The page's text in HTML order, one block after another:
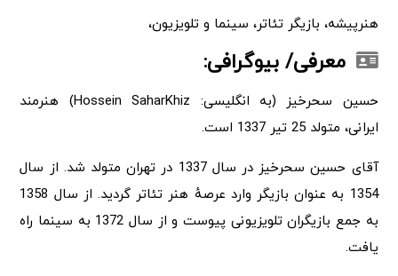
هنرپیشه، بازیگر تئاتر، سینما و تلویزیون،
معرفی/ بیوگرافی:
حسین سحرخیز (به انگلیسی: Hossein SaharKhiz) هنرمند
ایرانی، متولد 25 تیر 1337 است.
آقای حسین سحرخیز در سال 1337 در تهران متولد شد. از سال
1354 به عنوان بازیگر وارد عرصهٔ هنر تئاتر گردید. از سال 1358
به جمع بازیگران تلویزیونی پیوست و از سال 1372 به سینما راه
یافت.